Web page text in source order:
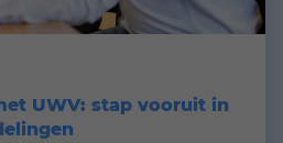
UWV: stap vooruit in